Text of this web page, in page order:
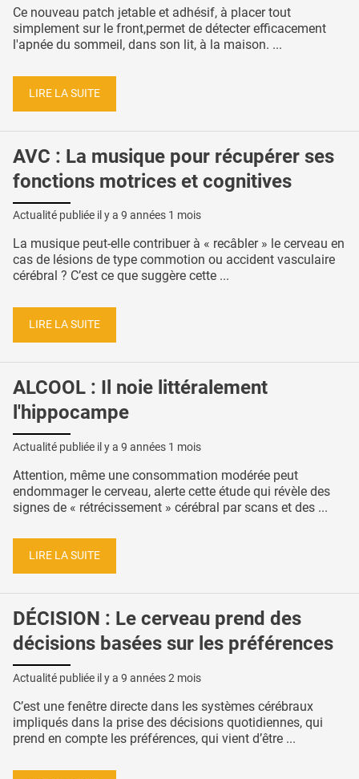
Ce nouveau patch jetable et adhésif, à placer tout
simplement sur le front,permet de détecter efficacement
l'apnée du sommeil, dans son lit, à la maison. ...
LIRE LA SUITE
AVC : La musique pour récupérer ses
fonctions motrices et cognitives
Actualité publiée il y a 9 années 1 mois
La musique peut-elle contribuer à « recâbler » le cerveau en
cas de lésions de type commotion ou accident vasculaire
cérébral ? C’est ce que suggère cette ...
LIRE LA SUITE
ALCOOL : Il noie littéralement
l'hippocampe
Actualité publiée il y a 9 années 1 mois
Attention, même une consommation modérée peut
endommager le cerveau, alerte cette étude qui révèle des
signes de « rétrécissement » cérébral par scans et des ...
LIRE LA SUITE
DÉCISION : Le cerveau prend des
décisions basées sur les préférences
Actualité publiée il y a 9 années 2 mois
C’est une fenêtre directe dans les systèmes cérébraux
impliqués dans la prise des décisions quotidiennes, qui
prend en compte les préférences, qui vient d’être ...